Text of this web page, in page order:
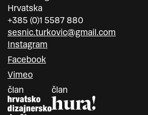
Hrvatska
+385 (0)1 5587 880
sesnic.turkovic@gmail.com
Instagram
Facebook
Vimeo
član
član